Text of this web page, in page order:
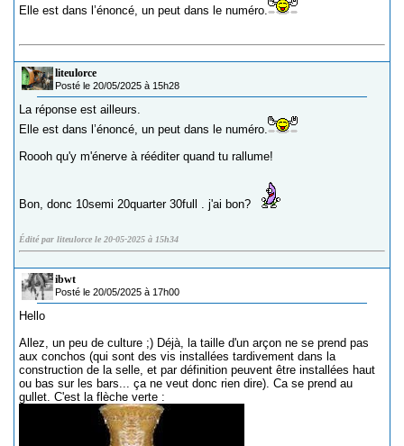
Elle est dans l’énoncé, un peut dans le numéro.
liteulorce
Posté le 20/05/2025 à 15h28
La réponse est ailleurs.
Elle est dans l’énoncé, un peut dans le numéro.
Roooh qu'y m'énerve à rééditer quand tu rallume!
Bon, donc 10semi 20quarter 30full . j'ai bon?
Édité par liteulorce le 20-05-2025 à 15h34
ibwt
Posté le 20/05/2025 à 17h00
Hello
Allez, un peu de culture ;) Déjà, la taille d'un arçon ne se prend pas
aux conchos (qui sont des vis installées tardivement dans la
construction de la selle, et par définition peuvent être installées haut
ou bas sur les bars... ça ne veut donc rien dire). Ca se prend au
gullet. C'est la flèche verte :